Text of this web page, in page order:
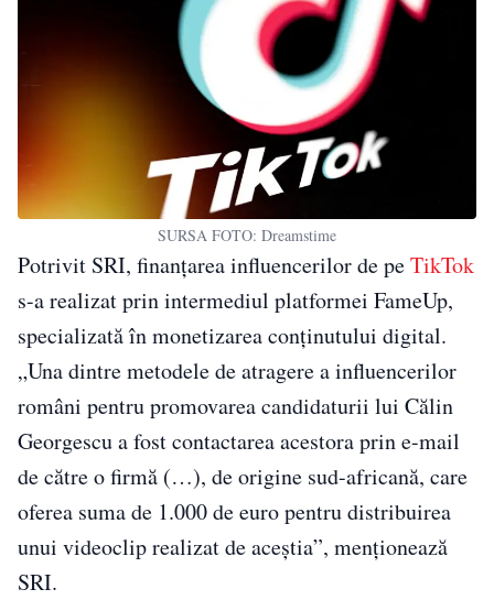
SURSA FOTO: Dreamstime
Potrivit SRI, finanțarea influencerilor de peTikTok
s-a realizat prin intermediul platformei FameUp,
specializată în monetizarea conținutului digital.
„Una dintre metodele de atragere a influencerilor
români pentru promovarea candidaturii lui Călin
Georgescu a fost contactarea acestora prin e-mail
de către o firmă (…), de origine sud-africană, care
oferea suma de 1.000 de euro pentru distribuirea
unui videoclip realizat de aceștia”, menționează
SRI.